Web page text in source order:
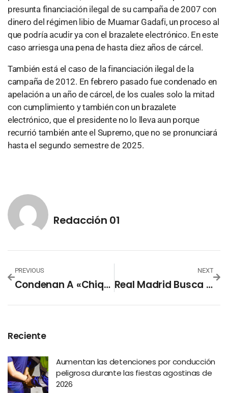
presunta financiación ilegal de su campaña de 2007 con
dinero del régimen libio de Muamar Gadafi, un proceso al
que podría acudir ya con el brazalete electrónico. En este
caso arriesga una pena de hasta diez años de cárcel.
También está el caso de la financiación ilegal de la
campaña de 2012. En febrero pasado fue condenado en
apelación a un año de cárcel, de los cuales solo la mitad
con cumplimiento y también con un brazalete
electrónico, que el presidente no lo lleva aun porque
recurrió también ante el Supremo, que no se pronunciará
hasta el segundo semestre de 2025.
Redacción 01
PREVIOUS
Condenan A «Chiquillo Periquillo» A Nueve Años De Prisión
NEXT
Real Madrid Busca Cerrar El Año Con Título En La Final De La Copa Intercontinental Contra Pachuca
Reciente
Aumentan las detenciones por conducción
peligrosa durante las fiestas agostinas de
2026